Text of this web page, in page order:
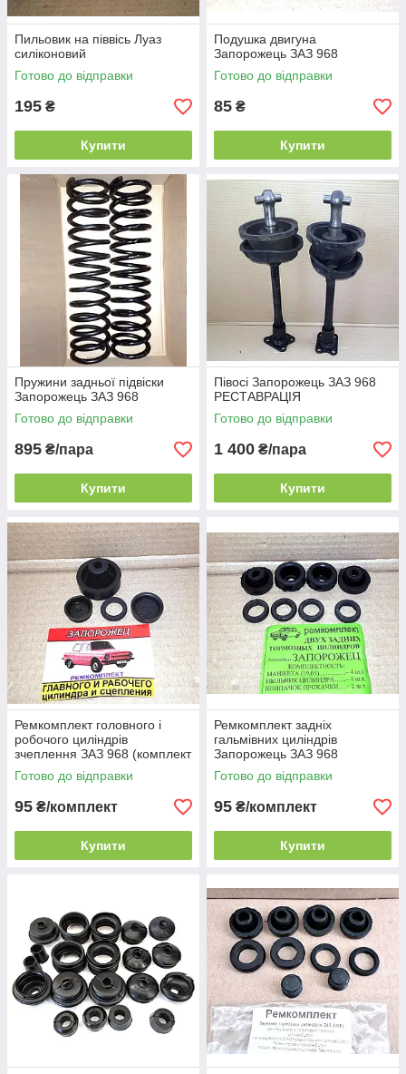
Пильовик на піввісь Луаз
силіконовий
Готово до відправки
195 ₴
Купити
Подушка двигуна
Запорожець ЗАЗ 968
Готово до відправки
85 ₴
Купити
Пружини задньої підвіски
Запорожець ЗАЗ 968
Готово до відправки
895 ₴/пара
Купити
Півосі Запорожець ЗАЗ 968
РЕСТАВРАЦІЯ
Готово до відправки
1 400 ₴/пара
Купити
Ремкомплект головного і
робочого циліндрів
зчеплення ЗАЗ 968 (комплект
для 2х циліндрів)
Готово до відправки
95 ₴/комплект
Купити
Ремкомплект задніх
гальмівних циліндрів
Запорожець ЗАЗ 968
(комплект для 2 циліндрів)
Готово до відправки
95 ₴/комплект
Купити